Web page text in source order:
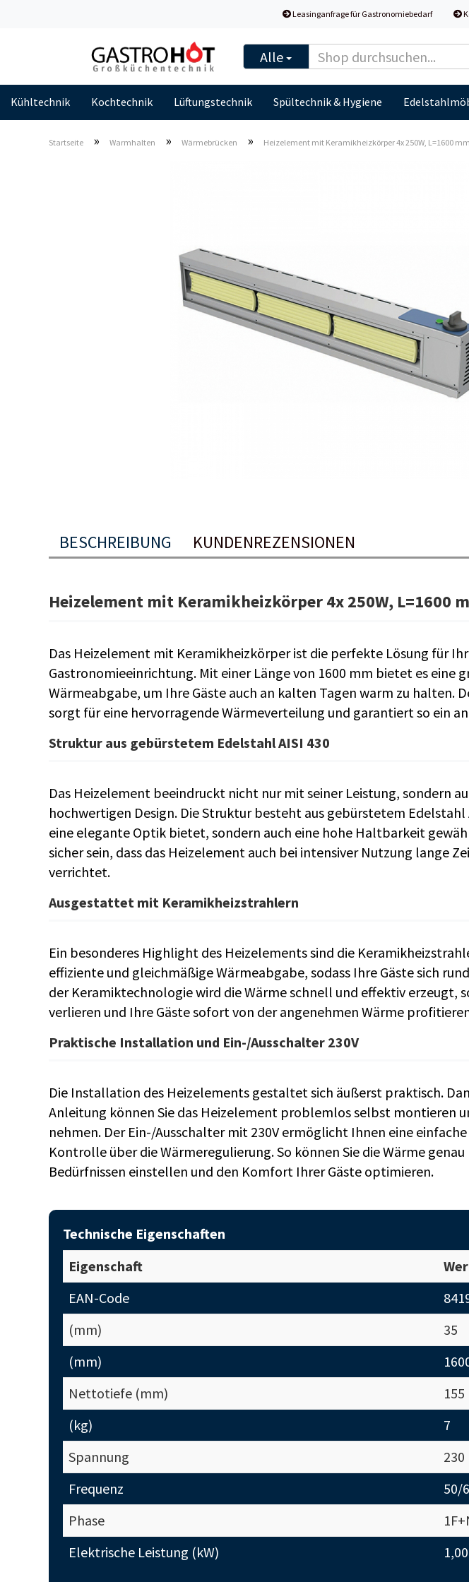
Leasinganfrage für Gastronomiebedarf
Alle
Kühltechnik Kochtechnik Lüftungstechnik Spültechnik & Hygiene
Startseite » Warmhalten » Wärmebrücken » Heizelement mit Keramikheizkörper 4x 250W, L=1600 mm
BESCHREIBUNG KUNDENREZENSIONEN
Heizelement mit Keramikheizkörper 4x 250W, L=1600
Das Heizelement mit Keramikheizkörper ist die perfekte Lösung für
Gastronomieeinrichtung. Mit einer Länge von 1600 mm bietet es eine
Wärmeabgabe, um Ihre Gäste auch an kalten Tagen warm zu halten.
sorgt für eine hervorragende Wärmeverteilung und garantiert so ein
Struktur aus gebürstetem Edelstahl AISI 430
Das Heizelement beeindruckt nicht nur mit seiner Leistung, sondern
hochwertigen Design. Die Struktur besteht aus gebürstetem Edelstahl
eine elegante Optik bietet, sondern auch eine hohe Haltbarkeit
sicher sein, dass das Heizelement auch bei intensiver Nutzung lange
verrichtet.
Ausgestattet mit Keramikheizstrahlern
Ein besonderes Highlight des Heizelements sind die
effiziente und gleichmäßige Wärmeabgabe, sodass Ihre Gäste sich
der Keramiktechnologie wird die Wärme schnell und effektiv erzeugt,
verlieren und Ihre Gäste sofort von der angenehmen Wärme
Praktische Installation und Ein-/Ausschalter 230V
Die Installation des Heizelements gestaltet sich äußerst praktisch.
Anleitung können Sie das Heizelement problemlos selbst montieren
nehmen. Der Ein-/Ausschalter mit 230V ermöglicht Ihnen eine
Kontrolle über die Wärmeregulierung. So können Sie die Wärme
Bedürfnissen einstellen und den Komfort Ihrer Gäste optimieren.
Technische Eigenschaften
Eigenschaft
EAN-Code
(mm)
35
(mm)
Nettotiefe (mm)
155
(kg)
7
Spannung
230
Frequenz
50/
Phase
Elektrische Leistung (kW)